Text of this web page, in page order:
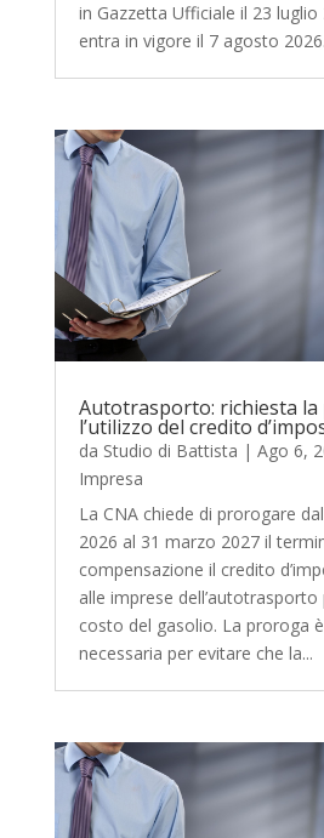
in Gazzetta Ufficiale il 23 luglio
entra in vigore il 7 agosto
Autotrasporto: richiesta
l’utilizzo del credito
da Studio di Battista | Ago 6,
Impresa
La CNA chiede di prorogare
2026 al 31 marzo 2027 il
compensazione il credito
alle imprese
costo del gasolio. La proroga
necessaria per evitare che la...